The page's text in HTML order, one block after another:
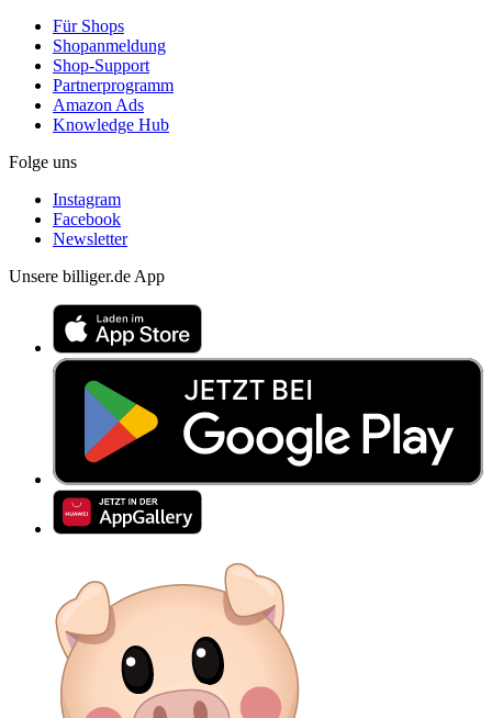
Für Shops
Shopanmeldung
Shop-Support
Partnerprogramm
Amazon Ads
Knowledge Hub
Folge uns
Instagram
Facebook
Newsletter
Unsere billiger.de App